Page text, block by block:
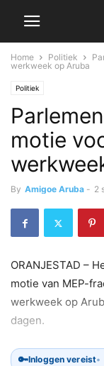
Home Politiek
werkweek op Aruba
Politiek
motie
By Amigoe Aruba - 2
ORANJESTAD –
motie van MEP-
werkweek op
dagen.
🔑Inloggen vereist